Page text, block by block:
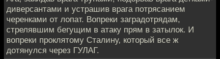
диверсантами и устрашив врага потрясанием
черенками от лопат. Вопреки заградотрядам,
стрелявшим бегущим в атаку прям в затылок. И
вопреки проклятому Сталину, который все ж
дотянулся через ГУЛАГ.